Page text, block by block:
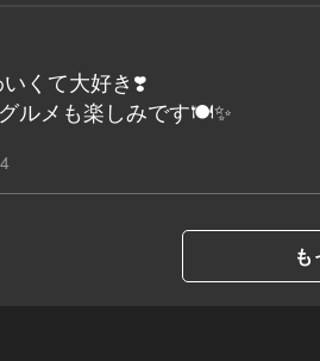
くて大好き❣️
ルメも楽しみです🍽✨